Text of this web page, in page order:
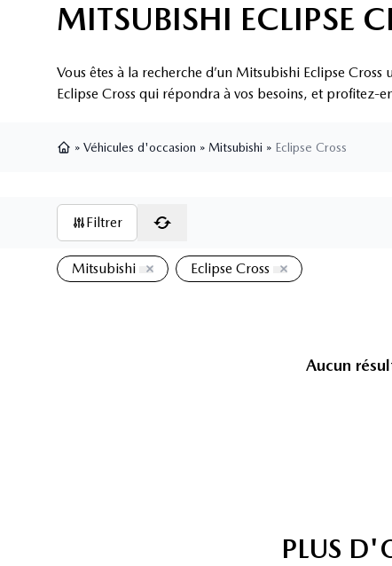
MITSUBISHI ECLIPSE
Vous êtes à la recherche d’un Mitsubishi Eclipse
Eclipse Cross qui répondra à vos besoins, et
» Véhicules d'occasion » Mitsubishi » Eclipse Cross
Filtrer
Mitsubishi Eclipse Cross
Aucun
PLUS